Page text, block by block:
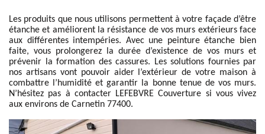
Les produits que nous utilisons permettent à votre façade d’être
étanche et améliorent la résistance de vos murs extérieurs face
aux différentes intempéries. Avec une peinture étanche bien
faite, vous prolongerez la durée d’existence de vos murs et
prévenir la formation des cassures. Les solutions fournies par
nos artisans vont pouvoir aider l’extérieur de votre maison à
combattre l’humidité et garantir la bonne tenue de vos murs.
N’hésitez pas à contacter LEFEBVRE Couverture si vous vivez
aux environs de Carnetin 77400.